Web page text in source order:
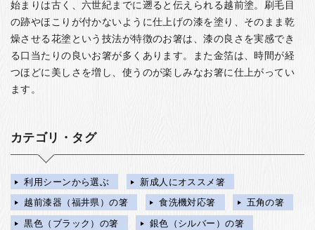
始まりは古く、六世紀までに遡ると伝えられる越前塗。刷毛目
の跡やほこりが付かないように仕上げの漆を塗り、そのまま乾
燥させる花塗という技法が特徴のお箸は、漆の良さを実感でき
る口当たりの良いお箸が多くあります。また金箔は、時間が経
つほどに美しさを増し、使うのが楽しみなお箸に仕上がってい
ます。
カテゴリ・タグ
利用シーンから選ぶ
新成人にオススメ箸
越前漆器（福井県）の箸
食洗機対応箸
五角の箸
黒色（ブラック）の箸
銀色（シルバー）の箸